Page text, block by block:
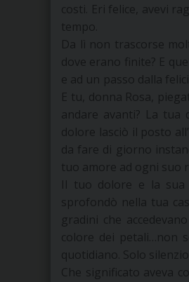
costi. Eri felice, avevi
tempo.
Da lì non trascorse
dove erano finite? E
e ad un passo dalla
E tu, donna Rosa,
andare avanti? La tua
dolore lasciò il posto
da fare di giorno
tuo amore ad ogni suo
Il tuo dolore e la sua
sprofondò nella tua
gradini che
colore dei petali…non
quotidiano. Solo silenzio
Che significato aveva